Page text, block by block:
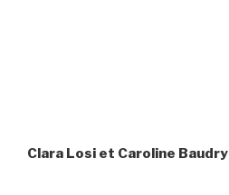
Clara Losi et Caroline Baudry